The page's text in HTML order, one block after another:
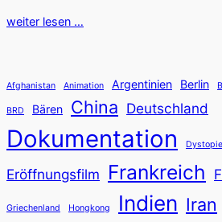
weiter lesen …
Afghanistan Animation Argentinien Berlin
BRD Bären China Deutschland
Dokumentation Dystopie
Eröffnungsfilm Frankreich
Griechenland Hongkong Indien Iran